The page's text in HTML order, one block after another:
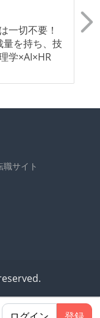
一切不要！
量を持ち、技
学×AI×HR
サイト